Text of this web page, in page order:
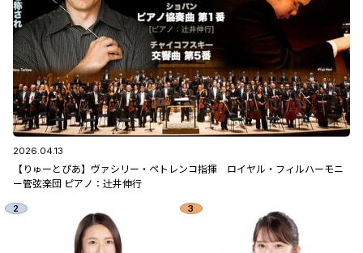
2026.04.13
【りゅーとぴあ】ヴァシリー・ペトレンコ指揮 ロイヤル・フィルハーモニ
ー管弦楽団 ピアノ：辻󠄀井伸行